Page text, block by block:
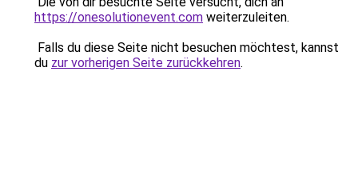
https://onesolutionevent.com weiterzuleiten.
Falls du diese Seite nicht besuchen möchtest, kannst
du zur vorherigen Seite zurückkehren.